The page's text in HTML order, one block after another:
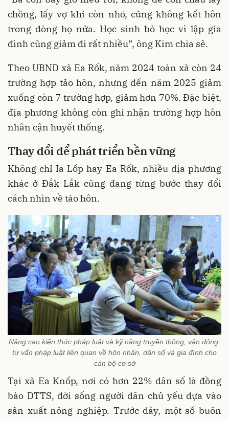
chồng, lấy vợ khi còn nhỏ, cũng không kết hôn
trong dòng họ nữa. Học sinh bỏ học vì lập gia
đình cũng giảm đi rất nhiều”, ông Kim chia sẻ.
Theo UBND xã Ea Rốk, năm 2024 toàn xã còn 24
trường hợp tảo hôn, nhưng đến năm 2025 giảm
xuống còn 7 trường hợp, giảm hơn 70%. Đặc biệt,
địa phương không còn ghi nhận trường hợp hôn
nhân cận huyết thống.
Thay đổi để phát triển bền vững
Không chỉ Ia Lốp hay Ea Rốk, nhiều địa phương
khác ở Đắk Lắk cũng đang từng bước thay đổi
cách nhìn về tảo hôn.
Nâng cao kiến thức pháp luật và kỹ năng truyền thông, vận động,
tư vấn pháp luật liên quan về hôn nhân, dân số và gia đình cho
cán bộ cơ sở
Tại xã Ea Knốp, nơi có hơn 22% dân số là đồng
bào DTTS, đời sống người dân chủ yếu dựa vào
sản xuất nông nghiệp. Trước đây, một số buôn